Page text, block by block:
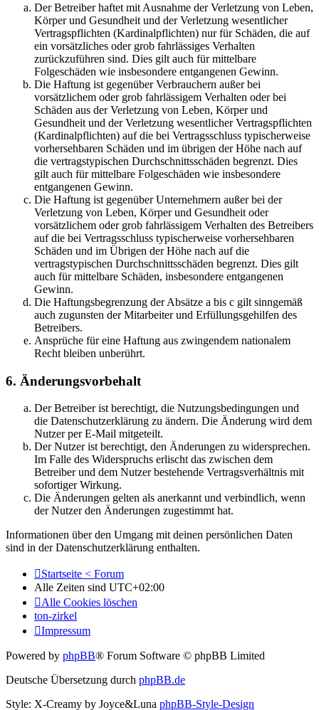
Der Betreiber haftet mit Ausnahme der Verletzung von Leben,
Körper und Gesundheit und der Verletzung wesentlicher
Vertragspflichten (Kardinalpflichten) nur für Schäden, die auf
ein vorsätzliches oder grob fahrlässiges Verhalten
zurückzuführen sind. Dies gilt auch für mittelbare
Folgeschäden wie insbesondere entgangenen Gewinn.
Die Haftung ist gegenüber Verbrauchern außer bei
vorsätzlichem oder grob fahrlässigem Verhalten oder bei
Schäden aus der Verletzung von Leben, Körper und
Gesundheit und der Verletzung wesentlicher Vertragspflichten
(Kardinalpflichten) auf die bei Vertragsschluss typischerweise
vorhersehbaren Schäden und im übrigen der Höhe nach auf
die vertragstypischen Durchschnittsschäden begrenzt. Dies
gilt auch für mittelbare Folgeschäden wie insbesondere
entgangenen Gewinn.
Die Haftung ist gegenüber Unternehmern außer bei der
Verletzung von Leben, Körper und Gesundheit oder
vorsätzlichem oder grob fahrlässigem Verhalten des Betreibers
auf die bei Vertragsschluss typischerweise vorhersehbaren
Schäden und im Übrigen der Höhe nach auf die
vertragstypischen Durchschnittsschäden begrenzt. Dies gilt
auch für mittelbare Schäden, insbesondere entgangenen
Gewinn.
Die Haftungsbegrenzung der Absätze a bis c gilt sinngemäß
auch zugunsten der Mitarbeiter und Erfüllungsgehilfen des
Betreibers.
Ansprüche für eine Haftung aus zwingendem nationalem
Recht bleiben unberührt.
6. Änderungsvorbehalt
Der Betreiber ist berechtigt, die Nutzungsbedingungen und
die Datenschutzerklärung zu ändern. Die Änderung wird dem
Nutzer per E-Mail mitgeteilt.
Der Nutzer ist berechtigt, den Änderungen zu widersprechen.
Im Falle des Widerspruchs erlischt das zwischen dem
Betreiber und dem Nutzer bestehende Vertragsverhältnis mit
sofortiger Wirkung.
Die Änderungen gelten als anerkannt und verbindlich, wenn
der Nutzer den Änderungen zugestimmt hat.
Informationen über den Umgang mit deinen persönlichen Daten
sind in der Datenschutzerklärung enthalten.
Startseite < Forum
Alle Zeiten sind UTC+02:00
Alle Cookies löschen
ton-zirkel
Impressum
Powered by phpBB® Forum Software © phpBB Limited
Deutsche Übersetzung durch phpBB.de
Style: X-Creamy by Joyce&Luna phpBB-Style-Design